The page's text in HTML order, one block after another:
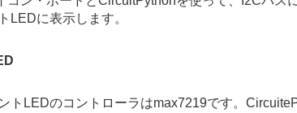
LEDに表示します。
トLEDのコントローラはmax7219です。